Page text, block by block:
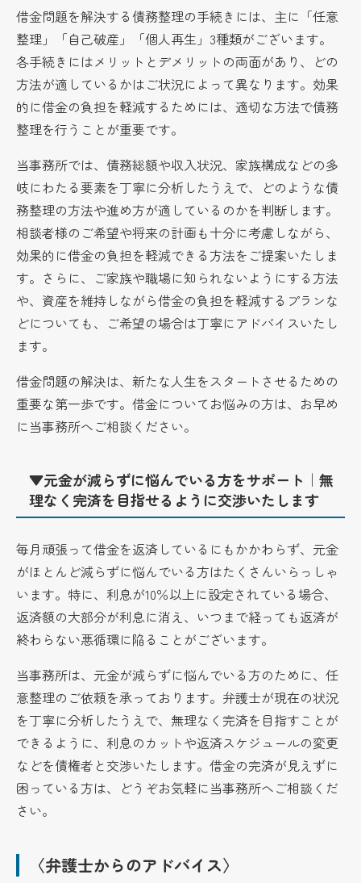
借金問題を解決する債務整理の手続きには、主に「任意
整理」「自己破産」「個人再生」3種類がございます。
各手続きにはメリットとデメリットの両面があり、どの
方法が適しているかはご状況によって異なります。効果
的に借金の負担を軽減するためには、適切な方法で債務
整理を行うことが重要です。
当事務所では、債務総額や収入状況、家族構成などの多
岐にわたる要素を丁寧に分析したうえで、どのような債
務整理の方法や進め方が適しているのかを判断します。
相談者様のご希望や将来の計画も十分に考慮しながら、
効果的に借金の負担を軽減できる方法をご提案いたしま
す。さらに、ご家族や職場に知られないようにする方法
や、資産を維持しながら借金の負担を軽減するプランな
どについても、ご希望の場合は丁寧にアドバイスいたし
ます。
借金問題の解決は、新たな人生をスタートさせるための
重要な第一歩です。借金についてお悩みの方は、お早め
に当事務所へご相談ください。
▼元金が減らずに悩んでいる方をサポート｜無
理なく完済を目指せるように交渉いたします
毎月頑張って借金を返済しているにもかかわらず、元金
がほとんど減らずに悩んでいる方はたくさんいらっしゃ
います。特に、利息が10％以上に設定されている場合、
返済額の大部分が利息に消え、いつまで経っても返済が
終わらない悪循環に陥ることがございます。
当事務所は、元金が減らずに悩んでいる方のために、任
意整理のご依頼を承っております。弁護士が現在の状況
を丁寧に分析したうえで、無理なく完済を目指すことが
できるように、利息のカットや返済スケジュールの変更
などを債権者と交渉いたします。借金の完済が見えずに
困っている方は、どうぞお気軽に当事務所へご相談くだ
さい。
〈弁護士からのアドバイス〉